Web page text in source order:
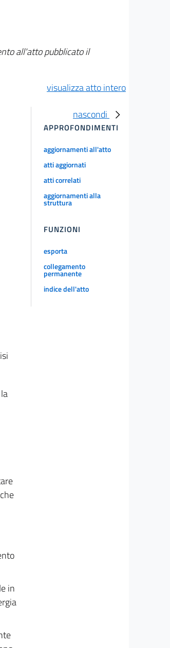
all'atto pubblicato il
visualizza atto intero
in
nascondi
APPROFONDIMENTI
aggiornamenti all'atto
atti aggiornati
atti correlati
aggiornamenti alla
struttura
FUNZIONI
esporta
collegamento
permanente
indice dell'atto